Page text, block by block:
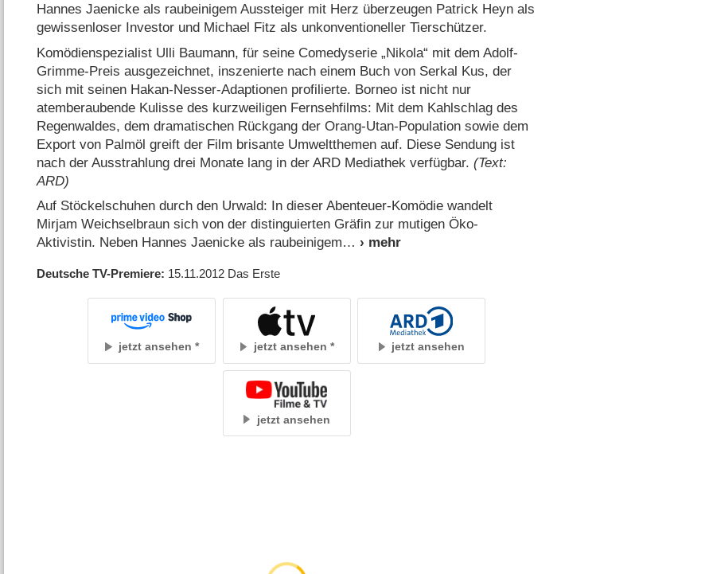
Hannes Jaenicke als raubeinigem Aussteiger mit Herz überzeugen Patrick Heyn als
gewissenloser Investor und Michael Fitz als unkonventioneller Tierschützer.
Komödienspezialist Ulli Baumann, für seine Comedyserie „Nikola“ mit dem Adolf-
Grimme-Preis ausgezeichnet, inszenierte nach einem Buch von Serkal Kus, der
sich mit seinen Hakan-Nesser-Adaptionen profilierte. Borneo ist nicht nur
atemberaubende Kulisse des kurzweiligen Fernsehfilms: Mit dem Kahlschlag des
Regenwaldes, dem dramatischen Rückgang der Orang-Utan-Population sowie dem
Export von Palmöl greift der Film brisante Umweltthemen auf. Diese Sendung ist
nach der Ausstrahlung drei Monate lang in der ARD Mediathek verfügbar.(Text:
ARD)
Auf Stöckelschuhen durch den Urwald: In dieser Abenteuer-Komödie wandelt
Mirjam Weichselbraun sich von der distinguierten Gräfin zur mutigen Öko-
Aktivistin. Neben Hannes Jaenicke als raubeinigem
Deutsche TV-Premiere 15.11.2012 Das Erste
jetzt ansehen jetzt ansehen jetzt ansehen
jetzt ansehen